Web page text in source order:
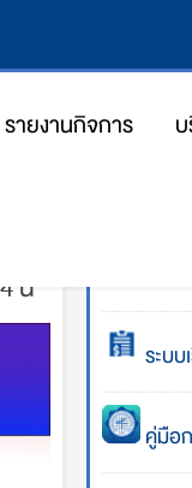
รายงานกิจการ
นี้
ระบ
คู่มือ